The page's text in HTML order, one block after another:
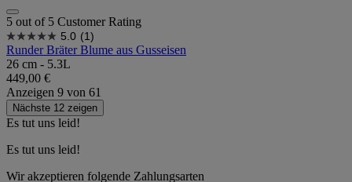
5 out of 5 Customer Rating
5.0 (1)
Runder Bräter Blume aus Gusseisen
26 cm - 5.3L
449,00 €
Anzeigen 9 von 61
Nächste 12 zeigen
Es tut uns leid!
Es tut uns leid!
Wir akzeptieren folgende Zahlungsarten